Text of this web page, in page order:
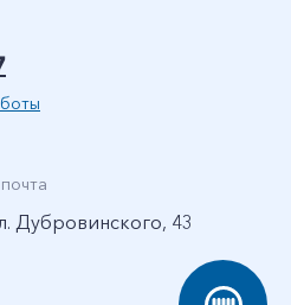
Дубровинского, 43